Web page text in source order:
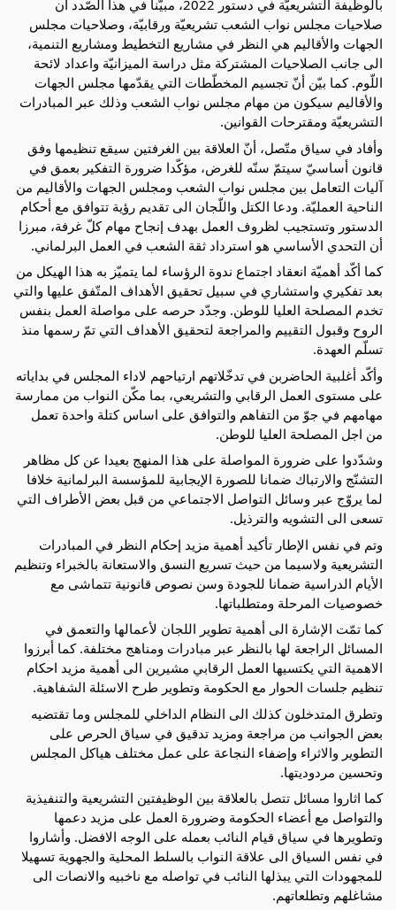
بالوظيفة التشريعيّة في دستور 2022، مبيّنا في هذا الصّدد أن
صلاحيات مجلس نواب الشعب تشريعيّة ورقابيّة، وصلاحيات مجلس
الجهات والأقاليم هي النظر في مشاريع التخطيط ومشاريع التنمية،
الى جانب الصلاحيات المشتركة مثل دراسة الميزانيّة واعداد لائحة
اللّوم. كما بيّن أنّ تجسيم المخطّطات التي يقدّمها مجلس الجهات
والأقاليم سيكون من مهام مجلس نواب الشعب وذلك عبر المبادرات
التشريعيّة ومقترحات القوانين.
وأفاد في سياق متّصل، أنّ العلاقة بين الغرفتين سيقع تنظيمها وفق
قانون أساسيّ سيتمّ سنّه للغرض، مؤكّدا ضرورة التفكير بعمق في
آليات التعامل بين مجلس نواب الشعب ومجلس الجهات والأقاليم من
الناحية العمليّة. ودعا الكتل واللّجان الى تقديم رؤية تتوافق مع أحكام
الدستور وتستجيب لظروف العمل بهدف إنجاح مهام كلّ غرفة، مبرزا
أن التحدي الأساسي هو استرداد ثقة الشعب في العمل البرلماني.
كما أكّد أهميّة انعقاد اجتماع ندوة الرؤساء لما يتميّز به هذا الهيكل من
بعد تفكيري واستشاري في سبيل تحقيق الأهداف المتّفق عليها والتي
تخدم المصلحة العليا للوطن. وجدّد حرصه على مواصلة العمل بنفس
الروح وقبول التقييم والمراجعة لتحقيق الأهداف التي تمّ رسمها منذ
تسلّم العهدة.
وأكّد أغلبية الحاضربن في تدخّلاتهم ارتياحهم لاداء المجلس في بداياته
على مستوى العمل الرقابي والتشريعي، بما مكّن النواب من ممارسة
مهامهم في جوّ من التفاهم والتوافق على اساس كتلة واحدة تعمل
من اجل المصلحة العليا للوطن.
وشدّدوا على ضرورة المواصلة على هذا المنهج بعيدا عن كل مظاهر
التشنّج والارتباك ضمانا للصورة الإيجابية للمؤسسة البرلمانية خلافا
لما يروّج عبر وسائل التواصل الاجتماعي من قبل بعض الأطراف التي
تسعى الى التشويه والترذيل.
وتم في نفس الإطار تأكيد أهمية مزيد إحكام النظر في المبادرات
التشريعية ولاسيما من حيث تسريع النسق والاستعانة بالخبراء وتنظيم
الأيام الدراسية ضمانا للجودة وسن نصوص قانونية تتماشى مع
خصوصيات المرحلة ومتطلباتها.
كما تمّت الإشارة الى أهمية تطوير اللجان لأعمالها والتعمق في
المسائل الراجعة لها بالنظر عبر مبادرات ومناهج مختلفة. كما أبرزوا
الاهمية التي يكتسيها العمل الرقابي مشيرين الى أهمية مزيد احكام
تنظيم جلسات الحوار مع الحكومة وتطوير طرح الاسئلة الشفاهية.
وتطرق المتدخلون كذلك الى النظام الداخلي للمجلس وما تقتضيه
بعض الجوانب من مراجعة ومزيد تدقيق في سياق الحرص على
التطوير والاثراء وإضفاء النجاعة على عمل مختلف هياكل المجلس
وتحسين مردوديتها.
كما اثاروا مسائل تتصل بالعلاقة بين الوظيفتين التشريعية والتنفيذية
والتواصل مع أعضاء الحكومة وضرورة العمل على مزيد دعمها
وتطويرها في سياق قيام النائب بعمله على الوجه الافضل. وأشاروا
في نفس السياق الى علاقة النواب بالسلط المحلية والجهوية تسهيلا
للمجهودات التي يبذلها النائب في تواصله مع ناخبيه والانصات الى
مشاغلهم وتطلعاتهم.